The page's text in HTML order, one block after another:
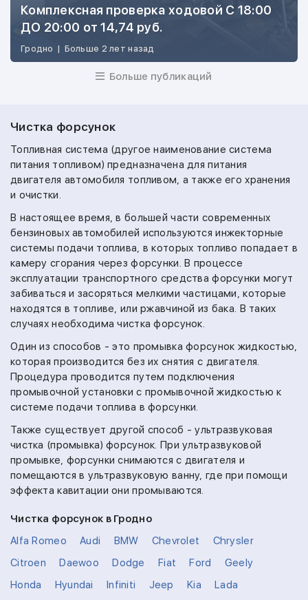
Комплексная проверка ходовой С 18:00
ДО 20:00 от 14,74 руб.
Гродно | Больше 2 лет назад
Больше публикаций
Чистка форсунок
Топливная система (другое наименование система
питания топливом) предназначена для питания
двигателя автомобиля топливом, а также его хранения
и очистки.
В настоящее время, в большей части современных
бензиновых автомобилей используются инжекторные
системы подачи топлива, в которых топливо попадает в
камеру сгорания через форсунки. В процессе
эксплуатации транспортного средства форсунки могут
забиваться и засоряться мелкими частицами, которые
находятся в топливе, или ржавчиной из бака. В таких
случаях необходима чистка форсунок.
Один из способов - это промывка форсунок жидкостью,
которая производится без их снятия с двигателя.
Процедура проводится путем подключения
промывочной установки с промывочной жидкостью к
системе подачи топлива в форсунки.
Также существует другой способ - ультразвуковая
чистка (промывка) форсунок. При ультразвуковой
промывке, форсунки снимаются с двигателя и
помещаются в ультразвуковую ванну, где при помощи
эффекта кавитации они промываются.
Чистка форсунок в Гродно
Alfa Romeo
Audi BMW Chevrolet
Chrysler
Citroen
Daewoo Dodge Fiat Ford
Geely
Honda
Hyundai Infiniti Jeep Kia
Lada